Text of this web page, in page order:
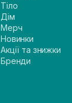
Тіло
Дім
Мерч
Новинки
Акції та знижки
Бренди